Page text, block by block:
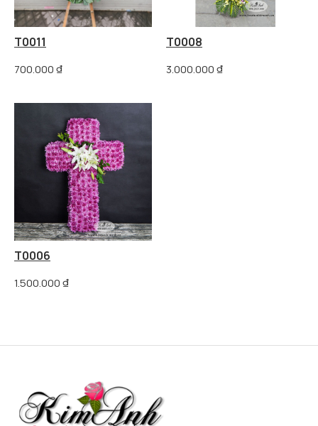
T0011
700.000₫
T0008
3.000.000₫
T0006
1.500.000₫